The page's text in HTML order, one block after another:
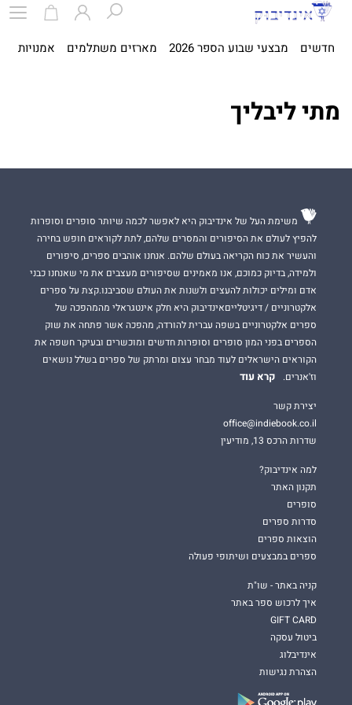
חדשים מבצעי שבוע הספר 2026 מארזים משתלמים אמנויות
מתי ליבליך
משימת העל של אינדיבוק היא לאפשר לכמה שיותר סופרים וסופרות
להפיץ לעולם את הסיפורים והמסרים שלהם, לתת לקוראים חופש בחירה
והעשיר את כוח הקריאה בעולם שלהם. אנחנו אוהבים ספרים, סיפורים
ולמידה, בדיוק כמוכם, אנו מאמינים שסיפורים מעצבים את מי שאנחנו כבני
אדם ומילים יכולות להעצים ולשנות את העולם שסביבנו.קצת על ספרים
אלקטרוניים / דיגיטלייםאינדיבוק היא חלק אינטגראלי מהמהפכה של
ספרים אלקטרוניים בשפה עברית להורדה, מהפכה אשר פתחה את שוק
הספרים בפני המון סופרים וסופרות חדשים ומוכשרים ובעיקר חשפה את
הקוראים הישראלים לעוד מבחר עצום ומרתק של ספרים בשלל נושאים
וז'אנרים.
קרא עוד
יצירת קשר
office@indiebook.co.il
שדרות הרכס 13, מודיעין
למה אינדיבוק?
תקנון האתר
סופרים
סדרות ספרים
הוצאות ספרים
ספרים במבצעים ושיתופי פעולה
קניה באתר - שו"ת
איך לרכוש ספר באתר
GIFT CARD
ביטול עסקה
אינדיבלוג
הצהרת נגישות